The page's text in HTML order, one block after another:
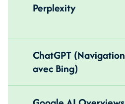
Perplexity
ChatGPT (Navigation
avec Bing)